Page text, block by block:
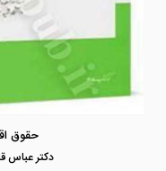
حقوق
دكتر عباس